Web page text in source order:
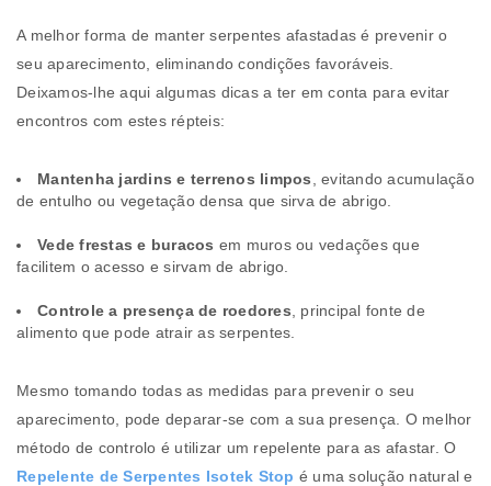
A melhor forma de manter serpentes afastadas é prevenir o
seu aparecimento, eliminando condições favoráveis.
Deixamos-lhe aqui algumas dicas a ter em conta para evitar
encontros com estes répteis:
Mantenha jardins e terrenos limpos , evitando acumulação
de entulho ou vegetação densa que sirva de abrigo.
Vede frestas e buracos em muros ou vedações que
facilitem o acesso e sirvam de abrigo.
Controle a presença de roedores , principal fonte de
alimento que pode atrair as serpentes.
Mesmo tomando todas as medidas para prevenir o seu
aparecimento, pode deparar-se com a sua presença. O melhor
método de controlo é utilizar um repelente para as afastar. O
Repelente de Serpentes Isotek Stop é uma solução natural e